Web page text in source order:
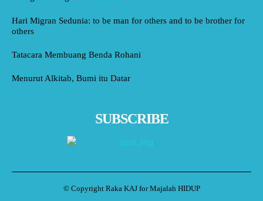
Hari Migran Sedunia: to be man for others and to be brother for
others
Tatacara Membuang Benda Rohani
Menurut Alkitab, Bumi itu Datar
SUBSCRIBE
© Copyright Raka KAJ for Majalah HIDUP